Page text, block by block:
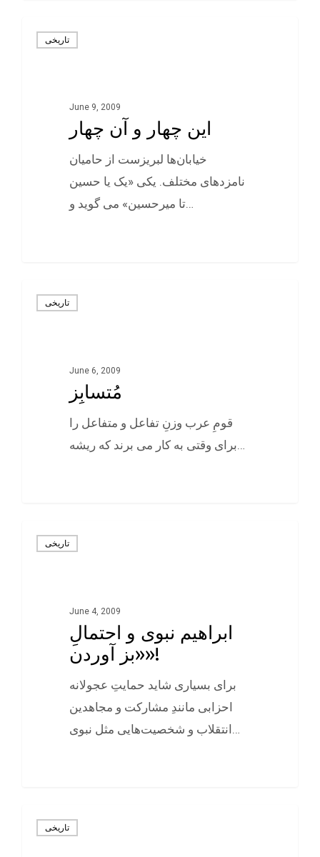
تاريخی
June 9, 2009
این چهار و آن چهار
خيابان‌ها لبريزست از حاميان
نامزدهای مختلف. يکی «يک يا حسين
تا ميرحسين» می گويد و…
تاريخی
June 6, 2009
مُتسابِز
قومِ عرب وزنِ تفاعل و متفاعل را
برای وقتی به کار می برند که ريشه…
تاريخی
June 4, 2009
ابراهیم نبوی و احتمالِ
«بز آوردن»!
برای بسياری شايد حمايتِ عجولانه
احزابی مانندِ مشارکت و مجاهدين
انتقلاب و شخصيت‌هايی مثل نبوی…
تاريخی